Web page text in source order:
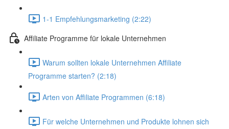
1-1 Empfehlungsmarketing (2:22)
Affiliate Programme für lokale Unternehmen
Warum sollten lokale Unternehmen Affiliate
Programme starten? (2:18)
Arten von Affiliate Programmen (6:18)
Für welche Unternehmen und Produkte lohnen sich